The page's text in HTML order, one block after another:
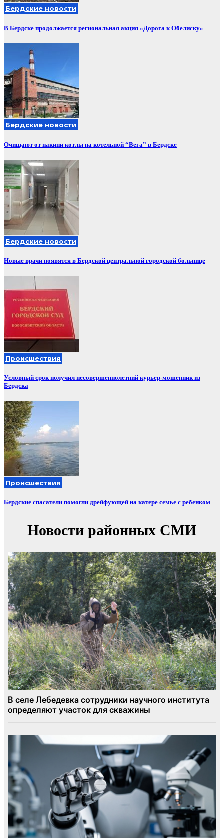
Бердские новости
В Бердске продолжается региональная акция «Дорога к Обелиску»
Бердские новости
Очищают от накипи котлы на котельной “Вега” в Бердске
Бердские новости
Новые врачи появятся в Бердской центральной городской больнице
Происшествия
Условный срок получил несовершеннолетний курьер-мошенник из
Бердска
Происшествия
Бердские спасатели помогли дрейфующей на катере семье с ребенком